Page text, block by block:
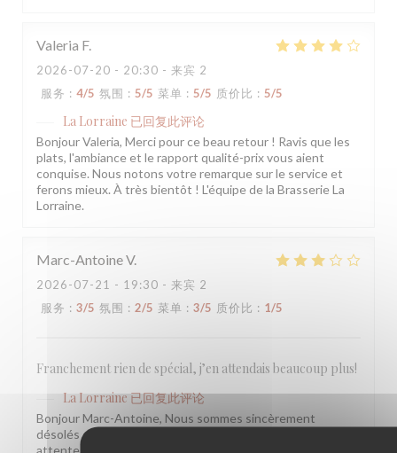
Valeria F
2026-07-20 - 20:30 - 来宾 2
服务 : 4/5 氛围 : 5/5 菜单 : 5/5 质价比 : 5/5
La Lorraine 已回复此评论
Bonjour Valeria, Merci pour ce beau retour ! Ravis que les
plats, l'ambiance et le rapport qualité-prix vous aient
conquise. Nous notons votre remarque sur le service et
ferons mieux. À très bientôt ! L'équipe de la Brasserie La
Lorraine.
Marc-AntoineV
2026-07-21 - 19:30 - 来宾 2
服务 : 3/5 氛围 : 2/5 菜单 : 3/5 质价比 : 1/5
Franchement rien de spécial, j’en attendais beaucoup plus!
La Lorraine已回复此评论
Bonjour Marc-Antoine, Nous sommes sincèrement
désolés que votre visite n'ait pas été à la hauteur de vos